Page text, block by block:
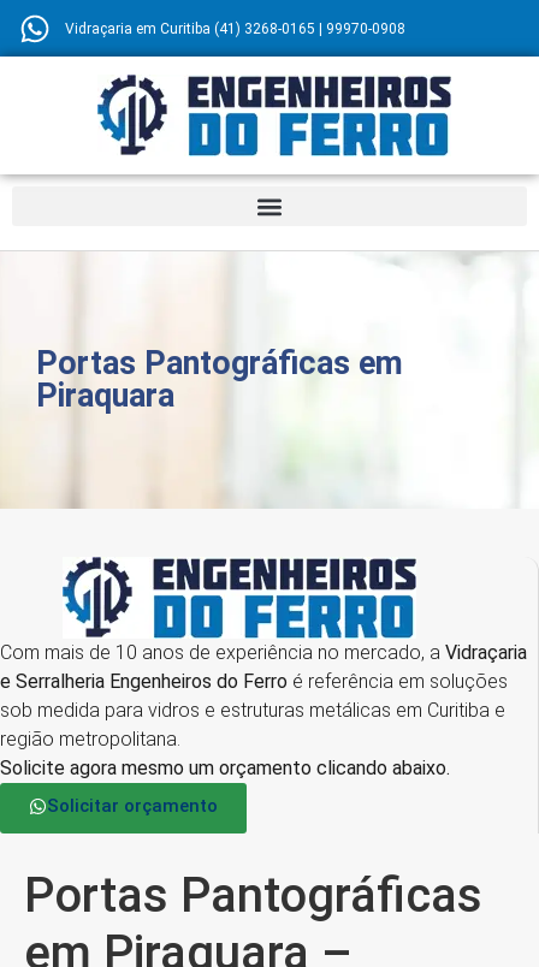
Vidraçaria em Curitiba (41) 3268-0165 | 99970-0908
Portas Pantográficas em
Piraquara
Com mais de 10 anos de experiência no mercado, a Vidraçaria
e Serralheria Engenheiros do Ferro é referência em soluções
sob medida para vidros e estruturas metálicas em Curitiba e
região metropolitana.
Solicite agora mesmo um orçamento clicando abaixo.
Solicitar orçamento
Portas Pantográficas
em Piraquara –